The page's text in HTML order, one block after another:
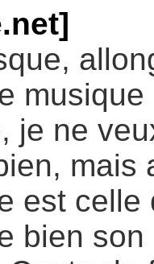
je ne
mais
est
bien